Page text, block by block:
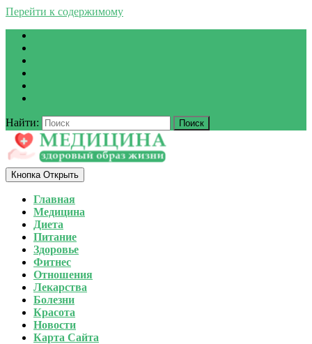
Перейти к содержимому
Найти:
Кнопка Открыть
Главная
Медицина
Диета
Питание
Здоровье
Фитнес
Отношения
Лекарства
Болезни
Красота
Новости
Карта Сайта